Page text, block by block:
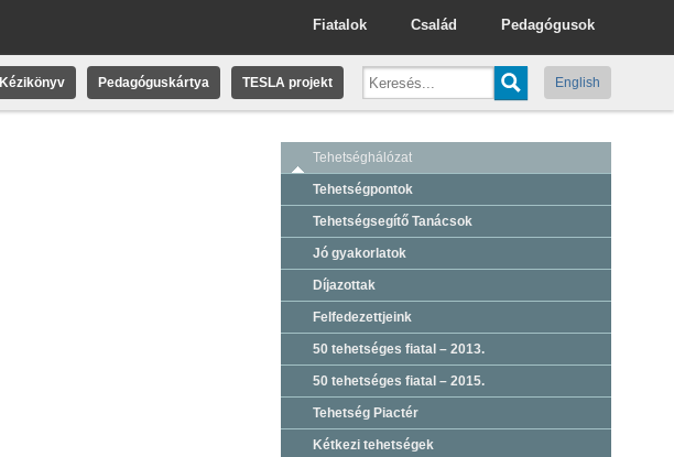
Pedagógusok
Család
Fiatalok
Kézikönyv Pedagóguskártya TESLA projekt English
Tehetséghálózat
Tehetségpontok
Tehetségsegítő Tanácsok
Jó gyakorlatok
Díjazottak
Felfedezettjeink
50 tehetséges fiatal – 2013.
50 tehetséges fiatal – 2015.
Tehetség Piactér
Kétkezi tehetségek